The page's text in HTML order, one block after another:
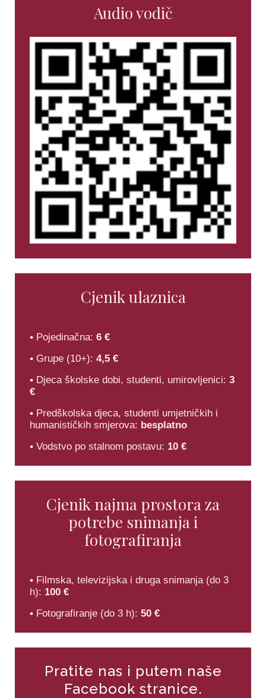
Audio vodič
Cjenik ulaznica
▪ Pojedinačna: 6 €
▪ Grupe (10+): 4,5 €
▪ Djeca školske dobi, studenti, umirovljenici: 3
€
▪ Predškolska djeca, studenti umjetničkih i
humanističkih smjerova: besplatno
▪ Vodstvo po stalnom postavu: 10 €
Cjenik najma prostora za
potrebe snimanja i
fotografiranja
▪ Filmska, televizijska i druga snimanja (do 3
h): 100 €
▪ Fotografiranje (do 3 h): 50 €
Pratite nas i putem naše
Facebook stranice.